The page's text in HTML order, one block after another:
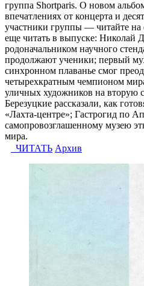
группа Shortparis. О новом
впечатлениях от концерта и
участники группы — читайте
еще читать в выпуске: Николай
родоначальником научного
продолжают ученики; первый
синхронном плаванье смог
четырехкратным чемпионом
уличных художников на вторую
Березуцкие рассказали, как
«Лахта-центре»; Гастрогид по
самопровозглашенному музею
мира.
ЧИТАТЬ Архив